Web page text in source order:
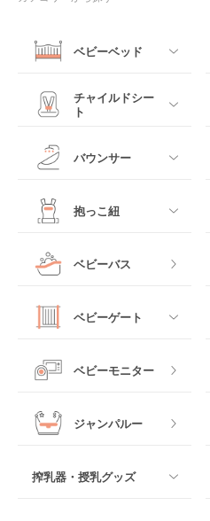
ベビーベッド
すべて
レギュラーサイズベビ
ベッドインベッド
クーファン
マットレス・布団
ベビーベッドその他
チャイルドシー
ト
すべて
ジュニアシート
チャイルドシートその
他
バウンサー
すべて
ロッキングタイプ
抱っこ紐
すべて
抱っこ紐その他
ベビーバス
ベビーゲート
すべて
ベビーモニター
ジャンパルー
搾乳器・授乳グッズ